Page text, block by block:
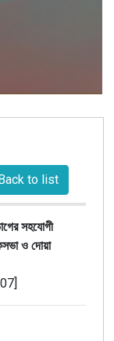
to list
সহযোগী
ও দোয়া